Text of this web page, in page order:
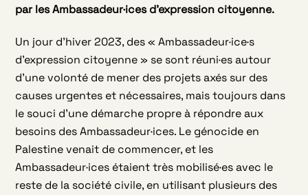
par les Ambassadeur·ices d’expression citoyenne.
Un jour d’hiver 2023, des « Ambassadeur·ice·s
d’expression citoyenne » se sont réuni·es autour
d’une volonté de mener des projets axés sur des
causes urgentes et nécessaires, mais toujours dans
le souci d’une démarche propre à répondre aux
besoins des Ambassadeur·ices. Le génocide en
Palestine venait de commencer, et les
Ambassadeur·ices étaient très mobilisé·es avec le
reste de la société civile, en utilisant plusieurs des